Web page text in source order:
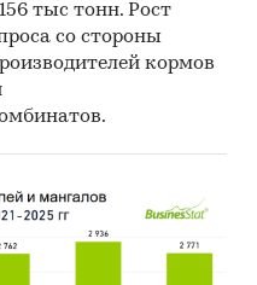
тыс тонн. Рост
со стороны
кормов